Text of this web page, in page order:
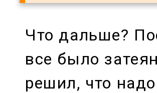
Что дальше?
все было
решил, что